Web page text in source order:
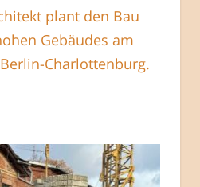
plant den Bau
Gebäudes am
Charlottenburg.